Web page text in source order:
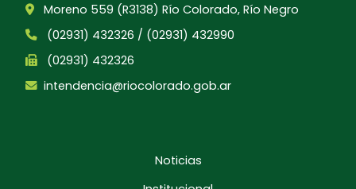
Moreno 559 (R3138) Río Colorado, Río Negro
(02931) 432326 / (02931) 432990
(02931) 432326
intendencia@riocolorado.gob.ar
Noticias